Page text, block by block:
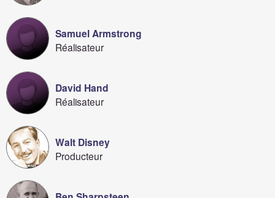
Samuel Armstrong
Réalisateur
David Hand
Réalisateur
Walt Disney
Producteur